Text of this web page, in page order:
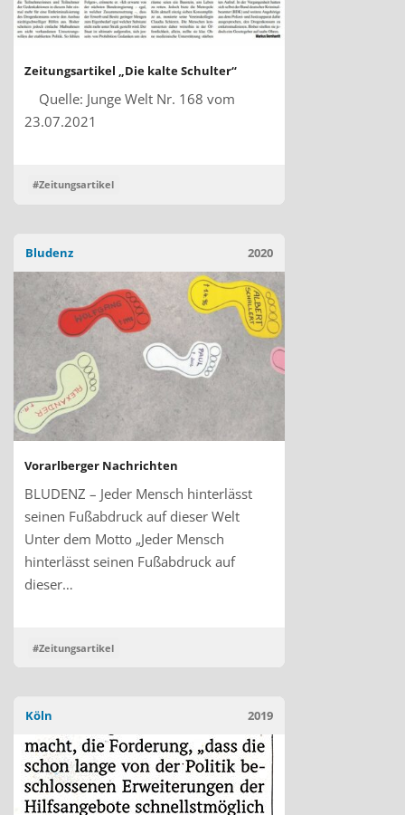
Zeitungsartikel „Die kalte Schulter“
Quelle: Junge Welt Nr. 168 vom
23.07.2021
#Zeitungsartikel
2020
Bludenz
Vorarlberger Nachrichten
BLUDENZ – Jeder Mensch hinterlässt
seinen Fußabdruck auf dieser Welt
Unter dem Motto „Jeder Mensch
hinterlässt seinen Fußabdruck auf
dieser…
#Zeitungsartikel
2019
Köln